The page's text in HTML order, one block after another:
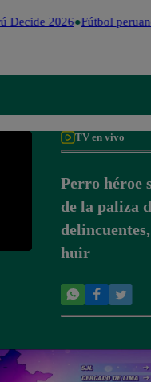
Decide 2026 Fútbol
TV en vivo
Perro héroe
de la paliza
huir